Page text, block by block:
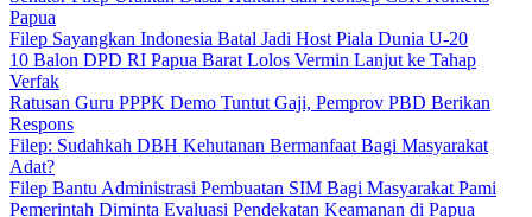
Papua
Filep Sayangkan Indonesia Batal Jadi Host Piala Dunia U-20
10 Balon DPD RI Papua Barat Lolos Vermin Lanjut ke Tahap
Verfak
Ratusan Guru PPPK Demo Tuntut Gaji, Pemprov PBD Berikan
Respons
Filep: Sudahkah DBH Kehutanan Bermanfaat Bagi Masyarakat
Adat?
Filep Bantu Administrasi Pembuatan SIM Bagi Masyarakat Pami
Pemerintah Diminta Evaluasi Pendekatan Keamanan di Papua